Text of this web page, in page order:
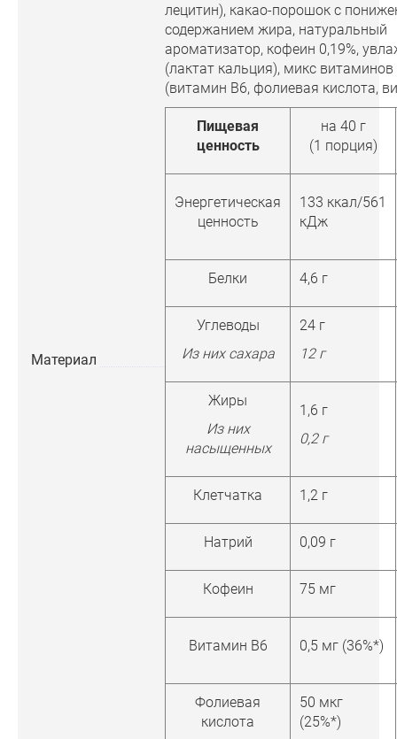
Материал
лецитин), какао-порошок с
содержанием жира, натуральный
ароматизатор, кофеин 0,19%,
(лактат кальция), микс
(витамин B6, фолиевая кислота,
Пищевая
ценность
на 40 г
(1 порция)
Энергетическая
ценность
133 ккал/561
кДж
Белки 4,6 г
Углеводы
Из них сахара
24 г
12 г
Жиры
Из них
насыщенных
1,6 г
0,2 г
Клетчатка 1,2 г
Натрий 0,09 г
Кофеин 75 мг
Витамин B6 0,5 мг (36%*)
Фолиевая
кислота
50 мкг
(25%*)